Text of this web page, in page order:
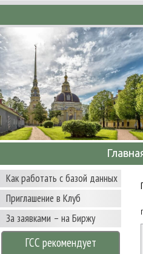
Как работать с базой данных
Приглашение в Клуб
За заявками – на Биржу
ГСС рекомендует